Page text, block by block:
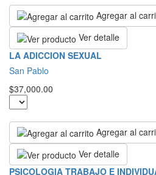
Agregar al
Ver detalle
LA ADICCION SEXUAL
San Pablo
$37,000.00
Agregar al
Ver detalle
PSICOLOGIA TRABAJO E